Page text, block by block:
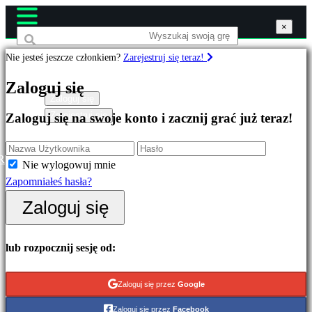
Gry
Wyróżnione
Nowe
gry
to
Play
akcji
Zaloguj się
Zarejestruj się
×
Nie jesteś jeszcze członkiem? Zarejestruj się teraz!
Zaloguj się
Zaloguj się na swoje konto i zacznij grać już teraz!
Nie wylogowuj mnie
Zapomniałeś hasła?
Zaloguj się
lub rozpocznij sesję od:
Zaloguj się przez Google
Zaloguj się przez Facebook
×
×